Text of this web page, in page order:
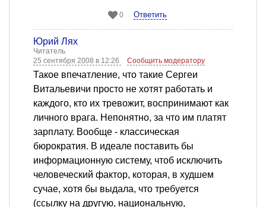
0 Ответить
Юрий Лях
Читатель
25 сентября 2008 в 12:26
Сообщить модератору
Такое впечатление, что такие Сергеи
Витальевичи просто не хотят работать и
каждого, кто их тревожит, воспринимают как
личного врага. Непонятно, за что им платят
зарплату. Вообще - классическая
бюрократия. В идеале поставить бы
информационную систему, чтоб исключить
человеческий фактор, которая, в худшем
сучае, хотя бы выдала, что требуется
(ссылку на другую, национальную,